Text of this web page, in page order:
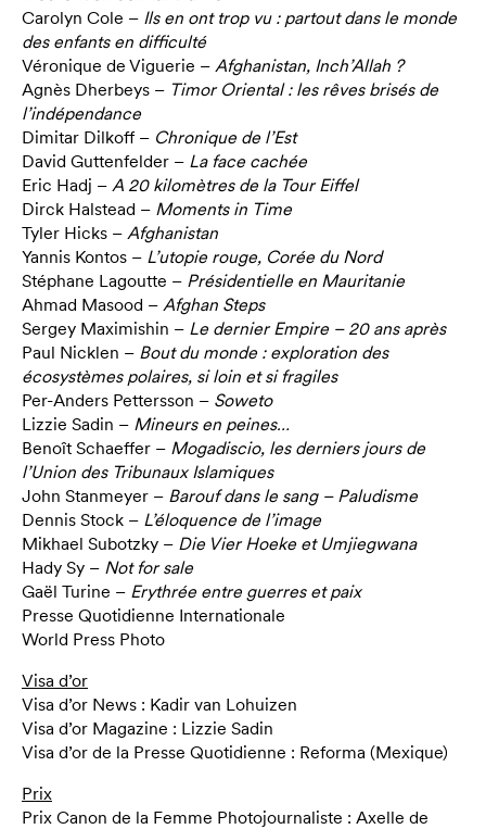
Carolyn Cole – Ils en ont trop vu : partout dans le monde
des enfants en difficulté
Véronique de Viguerie – Afghanistan, Inch’Allah ?
Agnès Dherbeys – Timor Oriental : les rêves brisés de
l’indépendance
Dimitar Dilkoff – Chronique de l’Est
David Guttenfelder – La face cachée
Eric Hadj – A 20 kilomètres de la Tour Eiffel
Dirck Halstead – Moments in Time
Tyler Hicks – Afghanistan
Yannis Kontos – L’utopie rouge, Corée du Nord
Stéphane Lagoutte – Présidentielle en Mauritanie
Ahmad Masood – Afghan Steps
Sergey Maximishin – Le dernier Empire – 20 ans après
Paul Nicklen – Bout du monde : exploration des
écosystèmes polaires, si loin et si fragiles
Per-Anders Pettersson – Soweto
Lizzie Sadin – Mineurs en peines…
Benoît Schaeffer – Mogadiscio, les derniers jours de
l’Union des Tribunaux Islamiques
John Stanmeyer – Barouf dans le sang – Paludisme
Dennis Stock – L’éloquence de l’image
Mikhael Subotzky – Die Vier Hoeke et Umjiegwana
Hady Sy – Not for sale
Gaël Turine – Erythrée entre guerres et paix
Presse Quotidienne Internationale
World Press Photo
Visa d’or
Visa d’or News : Kadir van Lohuizen
Visa d’or Magazine : Lizzie Sadin
Visa d’or de la Presse Quotidienne : Reforma (Mexique)
Prix
Prix Canon de la Femme Photojournaliste : Axelle de